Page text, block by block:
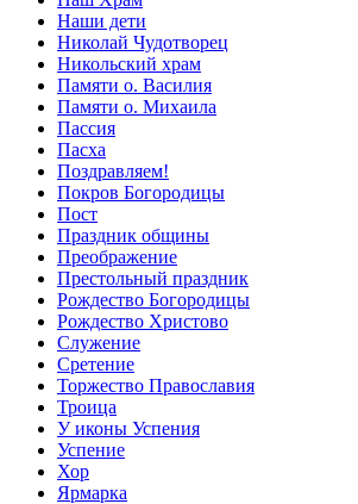
Наши дети
Николай Чудотворец
Никольский храм
Памяти о. Василия
Памяти о. Михаила
Пассия
Пасха
Поздравляем!
Покров Богородицы
Пост
Праздник общины
Преображение
Престольный праздник
Рождество Богородицы
Рождество Христово
Служение
Сретение
Торжество Православия
Троица
У иконы Успения
Успение
Хор
Ярмарка